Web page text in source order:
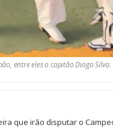
entre eles o capitão Diogo Silva.
que irão disputar o